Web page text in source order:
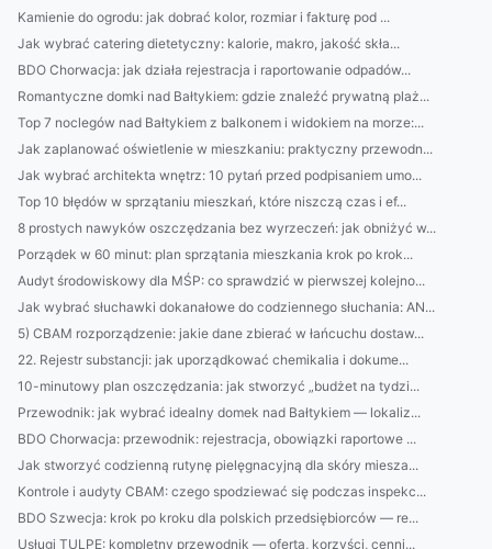
Kamienie do ogrodu: jak dobrać kolor, rozmiar i fakturę pod ...
Jak wybrać catering dietetyczny: kalorie, makro, jakość skła...
BDO Chorwacja: jak działa rejestracja i raportowanie odpadów...
Romantyczne domki nad Bałtykiem: gdzie znaleźć prywatną plaż...
Top 7 noclegów nad Bałtykiem z balkonem i widokiem na morze:...
Jak zaplanować oświetlenie w mieszkaniu: praktyczny przewodn...
Jak wybrać architekta wnętrz: 10 pytań przed podpisaniem umo...
Top 10 błędów w sprzątaniu mieszkań, które niszczą czas i ef...
8 prostych nawyków oszczędzania bez wyrzeczeń: jak obniżyć w...
Porządek w 60 minut: plan sprzątania mieszkania krok po krok...
Audyt środowiskowy dla MŚP: co sprawdzić w pierwszej kolejno...
Jak wybrać słuchawki dokanałowe do codziennego słuchania: AN...
5) CBAM rozporządzenie: jakie dane zbierać w łańcuchu dostaw...
22. Rejestr substancji: jak uporządkować chemikalia i dokume...
10-minutowy plan oszczędzania: jak stworzyć „budżet na tydzi...
Przewodnik: jak wybrać idealny domek nad Bałtykiem — lokaliz...
BDO Chorwacja: przewodnik: rejestracja, obowiązki raportowe ...
Jak stworzyć codzienną rutynę pielęgnacyjną dla skóry miesza...
Kontrole i audyty CBAM: czego spodziewać się podczas inspekc...
BDO Szwecja: krok po kroku dla polskich przedsiębiorców — re...
Usługi TULPE: kompletny przewodnik — oferta, korzyści, cenni...